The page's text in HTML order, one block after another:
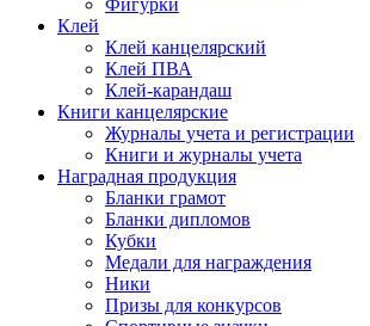
Фигурки
Клей
Клей канцелярский
Клей ПВА
Клей-карандаш
Книги канцелярские
Журналы учета и регистрации
Книги и журналы учета
Наградная продукция
Бланки грамот
Бланки дипломов
Кубки
Медали для награждения
Ники
Призы для конкурсов